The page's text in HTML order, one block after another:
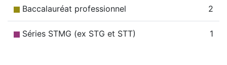
Baccalauréat professionnel 2
Séries STMG (ex STG et STT) 1